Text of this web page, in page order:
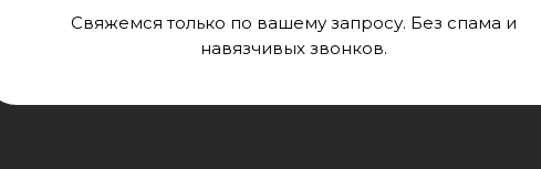
Свяжемся только по вашему запросу. Без спама и
навязчивых звонков.